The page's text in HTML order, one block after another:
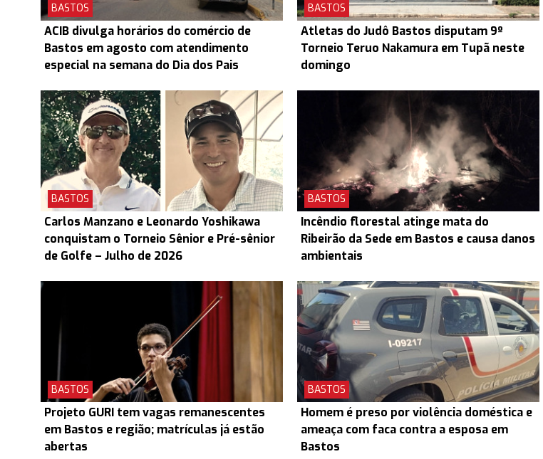
BASTOS
ACIB divulga horários do comércio de
Bastos em agosto com atendimento
especial na semana do Dia dos Pais
BASTOS
Atletas do Judô Bastos disputam 9º
Torneio Teruo Nakamura em Tupã neste
domingo
BASTOS
Carlos Manzano e Leonardo Yoshikawa
conquistam o Torneio Sênior e Pré-sênior
de Golfe – Julho de 2026
BASTOS
Incêndio florestal atinge mata do
Ribeirão da Sede em Bastos e causa danos
ambientais
BASTOS
Projeto GURI tem vagas remanescentes
em Bastos e região; matrículas já estão
abertas
BASTOS
Homem é preso por violência doméstica e
ameaça com faca contra a esposa em
Bastos